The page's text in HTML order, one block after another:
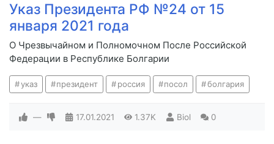
Указ Президента РФ №24 от 15
января 2021 года
О Чрезвычайном и Полномочном После Российской
Федерации в Республике Болгарии
указ президент россия посол болгария
— 17.01.2021 1.37K Biol 0